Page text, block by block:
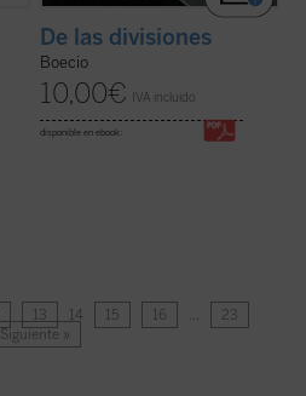
De las divisiones
Boecio
10,00€ IVA incluido
disponible en ebook:
13 14 15 16 …
23
Siguiente »